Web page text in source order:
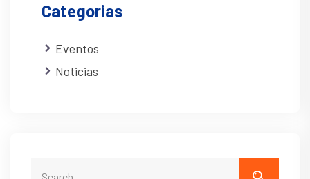
Categorias
Eventos
Noticias